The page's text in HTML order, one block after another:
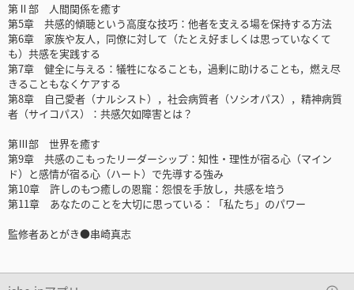
第Ⅱ部 人間関係を癒す
第5章 共感的傾聴という高度な技巧：他者を支える場を保持する方法
第6章 家族や友人，同僚に対して（たとえ好ましくは思っていなくて
も）共感を実践する
第7章 健全に与える：犠牲になることも，過剰に助けることも，燃え尽
きることもなくケアする
第8章 自己愛者（ナルシスト），社会病質者（ソシオパス），精神病質
者（サイコパス）：共感欠如障害とは？
第Ⅲ部 世界を癒す
第9章 共感のこもったリーダーシップ：知性・理性が宿る心（マイン
ド）と感情が宿る心（ハート）で先導する強み
第10章 許しのもつ癒しの恩寵：怨恨を手放し，共感を培う
第11章 あなたのことを大切に思っている：「私たち」のパワー
監修者あとがき●串崎真志